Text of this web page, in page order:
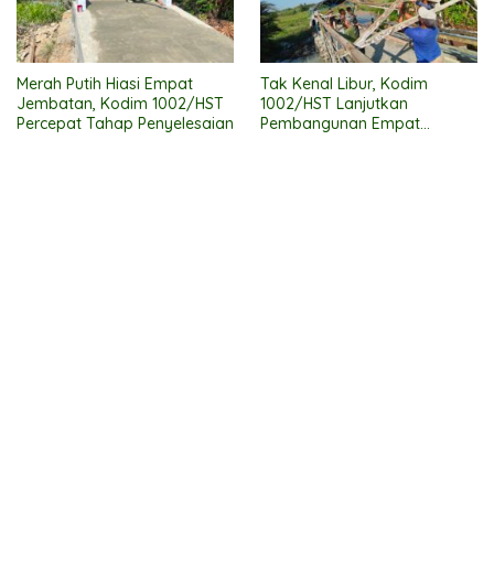
Merah Putih Hiasi Empat
Jembatan, Kodim 1002/HST
Percepat Tahap Penyelesaian
Tak Kenal Libur, Kodim
1002/HST Lanjutkan
Pembangunan Empat